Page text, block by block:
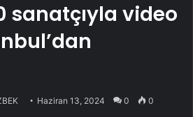
sanatçıyla video
Haziran 13, 2024 0 0